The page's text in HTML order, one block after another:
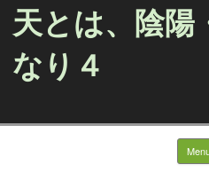
天とは、陰陽
なり４